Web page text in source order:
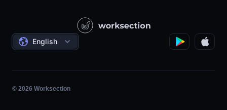
Әлеуметтік жобалар
Жобаны басқару
Сағаттық жұмыс
Шапшаң
Келісімдер
English
© 2026 Worksection